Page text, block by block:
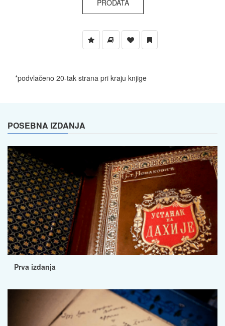
PRODATA
*podvlačeno 20-tak strana pri kraju knjige
POSEBNA IZDANJA
Prva izdanja